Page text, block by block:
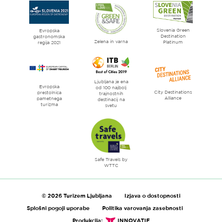
Ljubljana
mesto
literature
Evropska
gastronomska
regija 2021
Zelena in varna
Slovenia Green
Destination
Platinum
Evropska
prestolnica
pametnega
turizma
Ljubljana je ena
od 100 najbolj
trajnostnih
destinacij na
svetu
City Destinations
Alliance
Safe Travels by
WTTC
© 2026 Turizem Ljubljana
Izjava o dostopnosti
Splošni pogoji uporabe
Politika varovanja zasebnosti
Produkcija:
INNOVATIF